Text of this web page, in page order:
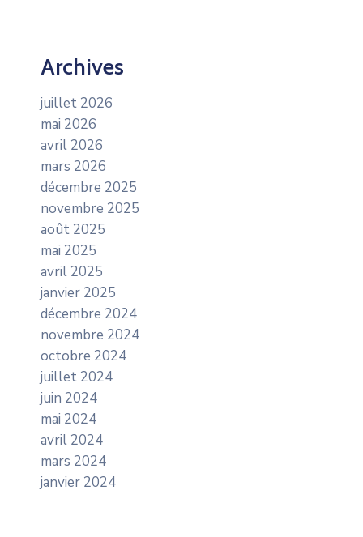
Archives
juillet 2026
mai 2026
avril 2026
mars 2026
décembre 2025
novembre 2025
août 2025
mai 2025
avril 2025
janvier 2025
décembre 2024
novembre 2024
octobre 2024
juillet 2024
juin 2024
mai 2024
avril 2024
mars 2024
janvier 2024